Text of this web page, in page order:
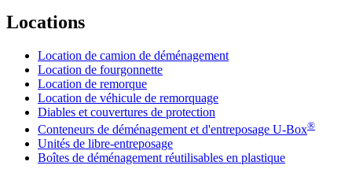
Locations
Location de camion de déménagement
Location de fourgonnette
Location de remorque
Location de véhicule de remorquage
Diables et couvertures de protection
Conteneurs de déménagement et d'entreposage U-Box®
Unités de libre-entreposage
Boîtes de déménagement réutilisables en plastique